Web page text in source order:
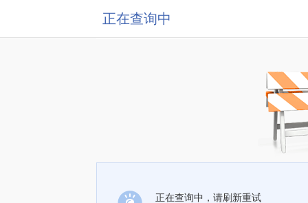
正在查询中
正在查询中，请刷新重试